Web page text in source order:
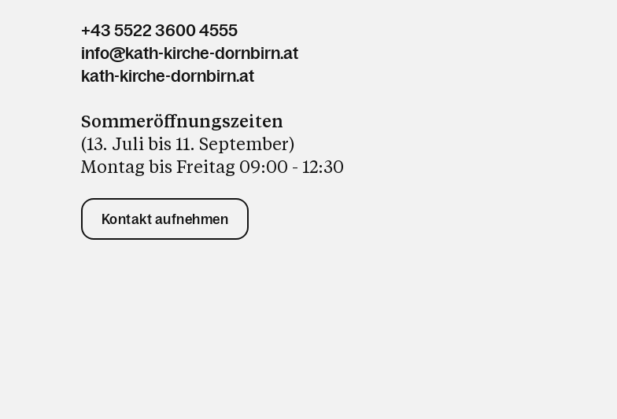
+43 5522 3600 4555
info@kath-kirche-dornbirn.at
kath-kirche-dornbirn.at
Sommeröffnungszeiten
(13. Juli bis 11. September)
Montag bis Freitag 09:00 - 12:30
Kontakt aufnehmen